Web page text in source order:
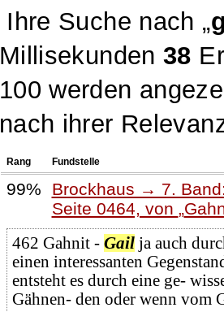
Ihre Suche nach
Millisekunden38
100 werden
nach ihrer
Rang Fundstelle
99%
Brockhaus → 7.
Seite 0464, von
462 Gahnit - Gailja auch
einen interessanten
entsteht es durch eine ge-
Gähnen- den oder wenn vom